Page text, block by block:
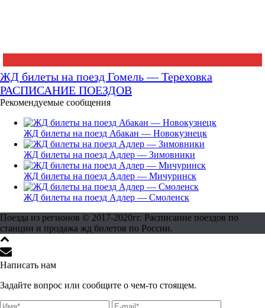
ЖД билеты на поезд Гомель — Тереховка
РАСПИСАНИЕ ПОЕЗДОВ
Рекомендуемые сообщения
ЖД билеты на поезд Абакан — Новокузнецк
ЖД билеты на поезд Адлер — Зимовники
ЖД билеты на поезд Адлер — Мичуринск
ЖД билеты на поезд Адлер — Смоленск
Поезда из регионов © 2017-2020гг. Расписание поездов по
станции и продажа жд билетов по России.
Написать нам
Задайте вопрос или сообщите о чем-то стоящем.